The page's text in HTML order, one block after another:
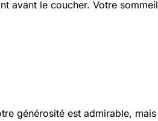
avant le coucher. Votre sommeil
générosité est admirable, mais